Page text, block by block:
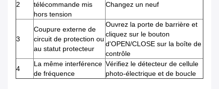
2
télécommande mis
hors tension
Changez un neuf
3
Coupure externe de
circuit de protection ou
au statut protecteur
Ouvrez la porte de barrière et
cliquez sur le bouton
d'OPEN/CLOSE sur la boîte de
contrôle
4
La même interférence
de fréquence
Vérifiez le détecteur de cellule
photo-électrique et de boucle